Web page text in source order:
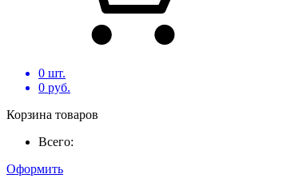
0 шт.
0 руб.
Корзина товаров
Всего:
Оформить